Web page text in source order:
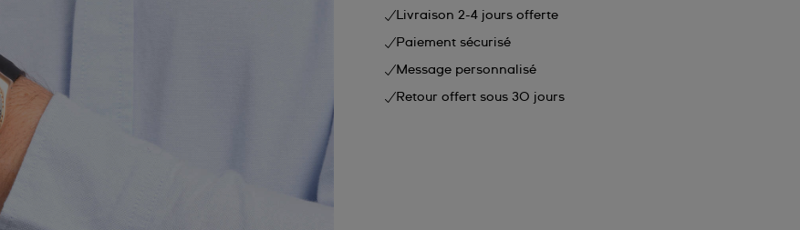
Livraison 2-4 jours offerte
Paiement sécurisé
Message personnalisé
Retour offert sous 30 jours